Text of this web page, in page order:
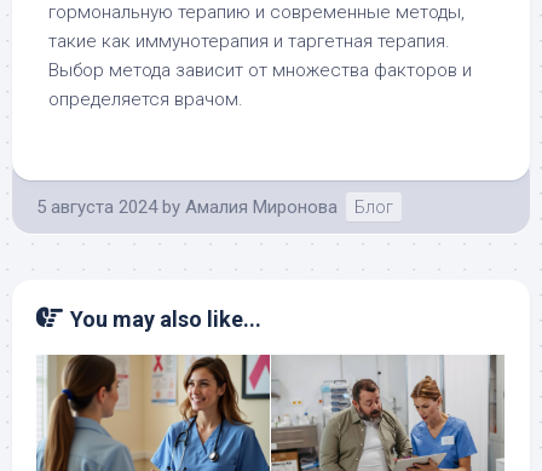
гормональную терапию и современные методы,
такие как иммунотерапия и таргетная терапия.
Выбор метода зависит от множества факторов и
определяется врачом.
5 августа 2024 by Амалия Миронова Блог
You may also like...